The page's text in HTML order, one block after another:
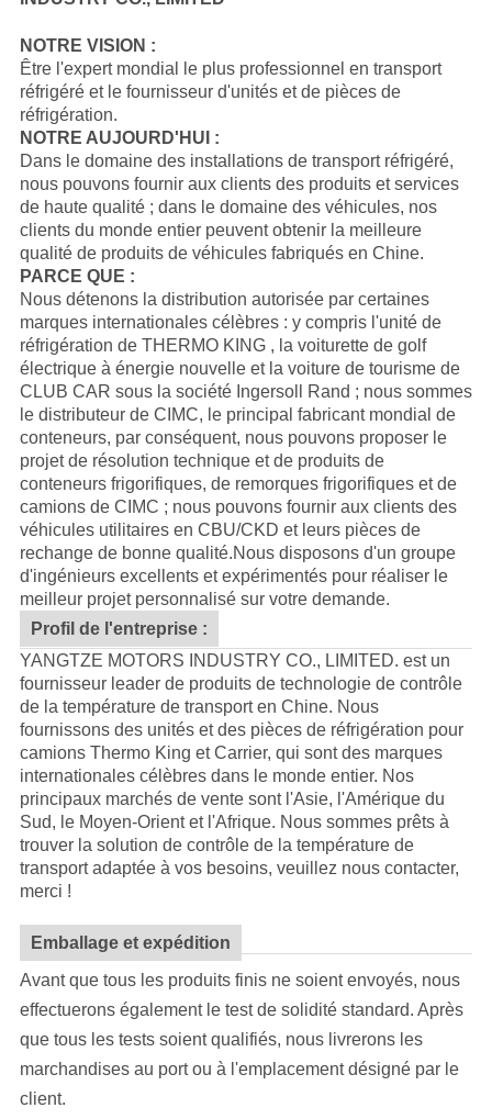
NOTRE VISION :
Être l'expert mondial le plus professionnel en transport
réfrigéré et le fournisseur d'unités et de pièces de
réfrigération.
NOTRE AUJOURD'HUI :
Dans le domaine des installations de transport réfrigéré,
nous pouvons fournir aux clients des produits et services
de haute qualité ; dans le domaine des véhicules, nos
clients du monde entier peuvent obtenir la meilleure
qualité de produits de véhicules fabriqués en Chine.
PARCE QUE :
Nous détenons la distribution autorisée par certaines
marques internationales célèbres : y compris l'unité de
réfrigération de THERMO KING , la voiturette de golf
électrique à énergie nouvelle et la voiture de tourisme de
CLUB CAR sous la société Ingersoll Rand ; nous sommes
le distributeur de CIMC, le principal fabricant mondial de
conteneurs, par conséquent, nous pouvons proposer le
projet de résolution technique et de produits de
conteneurs frigorifiques, de remorques frigorifiques et de
camions de CIMC ; nous pouvons fournir aux clients des
véhicules utilitaires en CBU/CKD et leurs pièces de
rechange de bonne qualité.Nous disposons d'un groupe
d'ingénieurs excellents et expérimentés pour réaliser le
meilleur projet personnalisé sur votre demande.
Profil de l'entreprise :
YANGTZE MOTORS INDUSTRY CO., LIMITED. est un
fournisseur leader de produits de technologie de contrôle
de la température de transport en Chine. Nous
fournissons des unités et des pièces de réfrigération pour
camions Thermo King et Carrier, qui sont des marques
internationales célèbres dans le monde entier. Nos
principaux marchés de vente sont l'Asie, l'Amérique du
Sud, le Moyen-Orient et l'Afrique. Nous sommes prêts à
trouver la solution de contrôle de la température de
transport adaptée à vos besoins, veuillez nous contacter,
merci !
Emballage et expédition
Avant que tous les produits finis ne soient envoyés, nous
effectuerons également le test de solidité standard. Après
que tous les tests soient qualifiés, nous livrerons les
marchandises au port ou à l'emplacement désigné par le
client.